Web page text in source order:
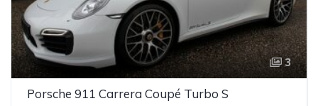
3
Porsche 911 Carrera Coupé Turbo S